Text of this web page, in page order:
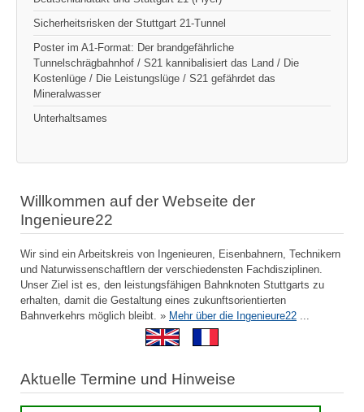
Sicherheitsrisken der Stuttgart 21-Tunnel
Poster im A1-Format: Der brandgefährliche
Tunnelschrägbahnhof / S21 kannibalisiert das Land / Die
Kostenlüge / Die Leistungslüge / S21 gefährdet das
Mineralwasser
Unterhaltsames
Willkommen auf der Webseite der
Ingenieure22
Wir sind ein Arbeitskreis von Ingenieuren, Eisenbahnern, Technikern
und Naturwissenschaftlern der verschiedensten Fachdisziplinen.
Unser Ziel ist es, den leistungsfähigen Bahnknoten Stuttgarts zu
erhalten, damit die Gestaltung eines zukunftsorientierten
Bahnverkehrs möglich bleibt. » Mehr über die Ingenieure22
Aktuelle Termine und Hinweise